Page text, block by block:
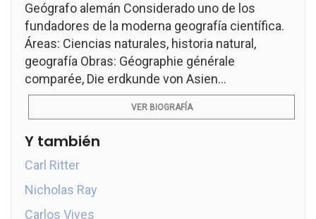
Geógrafo alemán Considerado uno de los
fundadores de la moderna geografía científica.
Áreas: Ciencias naturales, historia natural,
geografía Obras: Géographie générale
comparée, Die erdkunde von Asien...
VER BIOGRAFÍA
Y también
Carl Ritter
Nicholas Ray
Carlos Vives